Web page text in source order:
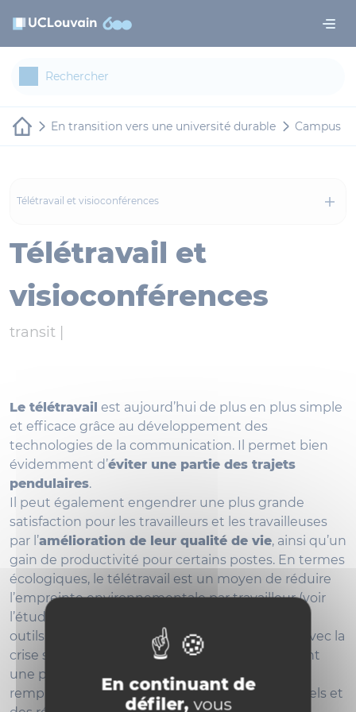
En continuant de
défiler,vous
En transition vers une université durable Campus
Télétravail et visioconférences
Télétravail et
visioconférences
transit |
Le télétravail est aujourd’hui de plus en plus simple
et efficace grâce au développement des
technologies de la communication. Il permet bien
évidemment d’éviter une partie des trajets
pendulaires.
Il peut également engendrer une plus grande
satisfaction pour les travailleurs et les travailleuses
par l’amélioration de leur qualité de vie, ainsi qu’un
gain de productivité pour certains postes. En termes
écologiques, le télétravail est un moyen de réduire
l’empreinte environnementale par travailleur (voir
l’étude de l’ADEME de 2020*). Néanmoins, si les
outils de travail à distance se sont généralisés avec la
crise sanitaire, de nombreux métiers nécessitent
une présence sur le lieu de travail et ils ne
remplacent pas la richesse des contacts informels et